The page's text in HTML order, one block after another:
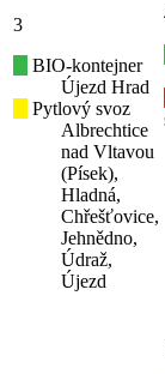
3
BIO-kontejner
Újezd Hrad
Pytlový svoz
Albrechtice
nad Vltavou
(Písek),
Hladná,
Chřešťovice,
Jehnědno,
Údraž,
Újezd